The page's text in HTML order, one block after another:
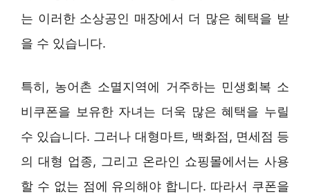
는 이러한 소상공인 매장에서 더 많은 혜택을 받
을 수 있습니다.
특히, 농어촌 소멸지역에 거주하는 민생회복 소
비쿠폰을 보유한 자녀는 더욱 많은 혜택을 누릴
수 있습니다. 그러나 대형마트, 백화점, 면세점 등
의 대형 업종, 그리고 온라인 쇼핑몰에서는 사용
할 수 없는 점에 유의해야 합니다. 따라서 쿠폰을